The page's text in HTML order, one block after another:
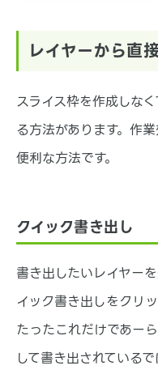
レイヤーから直
スライス枠を作成しな
る方法があります。作
便利な方法です。
クイック書き出し
書き出したいレイヤー
イック書き出しをクリ
たったこれだけであー
して書き出されている